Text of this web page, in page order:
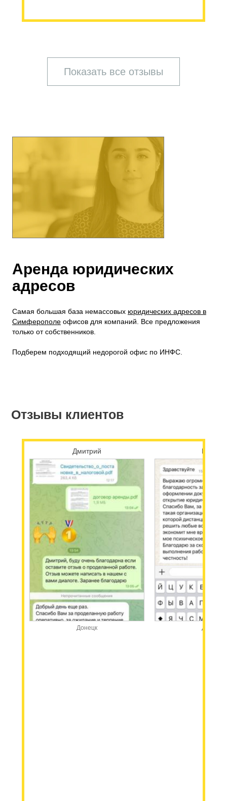
Показать все отзывы
Аренда юридических
адресов
Самая большая база немассовых юридических адресов в
Симферополе офисов для компаний. Все предложения
только от собственников.
Подберем подходящий недорогой офис по ИНФС.
Отзывы клиентов
Дмитрий
Донецк
Елена
Донецк